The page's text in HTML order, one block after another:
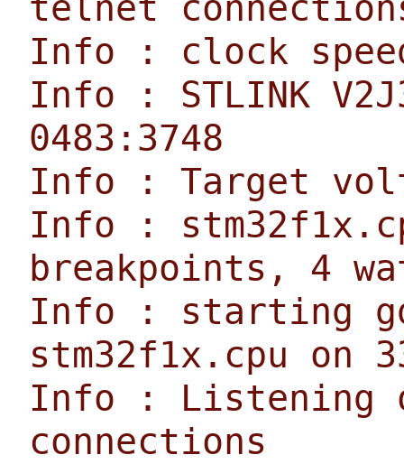
Info : clock
Info : STLINK
0483:3748
Info : Target
Info :
breakpoints, 4
Info : starting
stm32f1x.cpu on
Info : Listening
connections